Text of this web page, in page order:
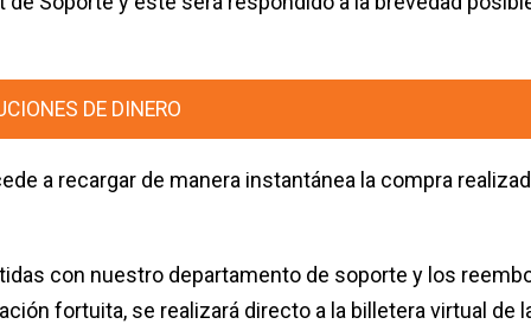
DE DINERO
a recargar de manera instantánea la compra
con nuestro departamento de soporte y los
fortuita, se realizará directo a la billetera virtual de